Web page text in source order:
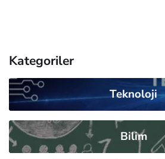
Kategoriler
Teknoloji
Bilim